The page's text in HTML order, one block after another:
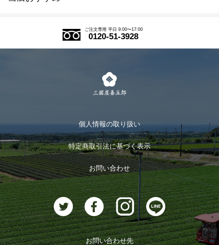
式部の香りシリーズ
お茶のギフト
おすすめのお茶
お茶に合うスイーツ
ログイン
ログアウト
ご注文専用 平日 9:00〜17:00
0120-51-3928
個人情報の取り扱い
特定商取引法に基づく表示
お問い合わせ
お問い合わせ先